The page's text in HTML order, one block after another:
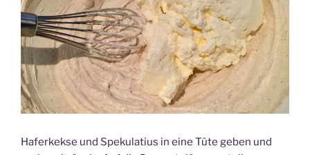
Haferkekse und Spekulatius in eine Tüte geben und